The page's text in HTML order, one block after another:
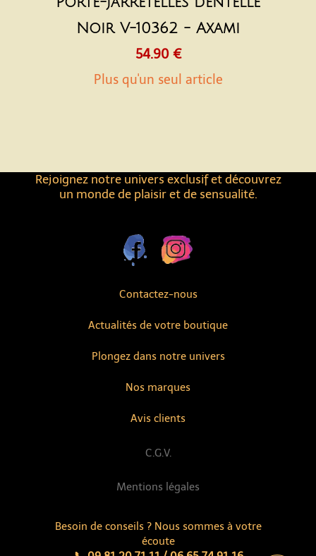
Contactez-nous
Actualités de votre boutique
Avis clients
Nos marques
Rejoignez notre univers exclusif et découvrez
un monde de plaisir et de sensualité.
Besoin de conseils ? Nous sommes à votre
écoute
Plongez dans notre univers
Mentions légales
C.G.V.
Noir V-10362 - Axami
54.90 €
Plus qu'un seul article